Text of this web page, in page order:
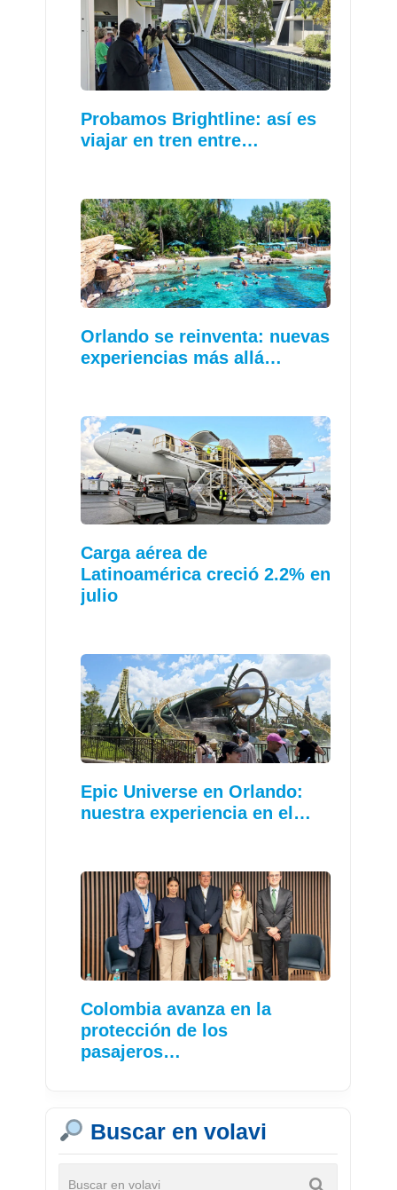
Probamos Brightline: así es
viajar en tren entre…
Orlando se reinventa: nuevas
experiencias más allá…
Carga aérea de
Latinoamérica creció 2.2% en
julio
Epic Universe en Orlando:
nuestra experiencia en el…
Colombia avanza en la
protección de los
pasajeros…
Buscar en volavi